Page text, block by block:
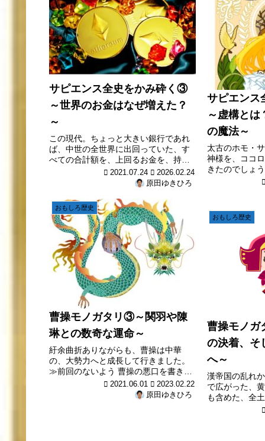
サピエンス全史をかみ砕く③
～世界のお金はなぜ増えた？
～
この現代。ちょっと大きい銀行であれ
ば、中世の全世界に出回っていた、す
べての合計額を、上回るお金を、持っ
ています。なぜお金は、セカイにこれ
ほど増えたのでしょうか？そして、こ
ょうか？この記事では、世界的ベスト
セ...
2021.07.24
2026.02.24
原田ゆきひろ
サピエン
～虚構とは
の魔法～
太古のホモ・
神様を、ココ
きたのでしょ
たちが暮らす
覧ください。
おもしろ歴史
曹操モノガタリ③～関羽や陳
琳との数奇な運命～
紆余曲折ありながらも、曹操は中華
の、大勢力へと成長して行きました。
≫前回のないよう 曹操の悪口を書き連
ねた陳琳 なお当時、中国の北部には、
曹操をさらに上回る、超・巨大勢力の
2021.06.01
2023.02.22
原田ゆきひろ
おもしろ歴史
曹操モノ
の決着、そ
へ～
漢帝国の乱れ
で広がった、
も含めた、全
や黄巾党のリ